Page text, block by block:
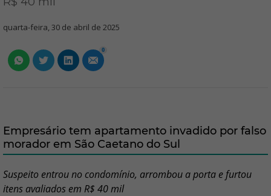
quarta-feira, 30 de abril de 2025
0
Empresário tem apartamento invadido por falso
morador em São Caetano do Sul
Suspeito entrou no condomínio, arrombou a porta e furtou
itens avaliados em R$ 40 mil